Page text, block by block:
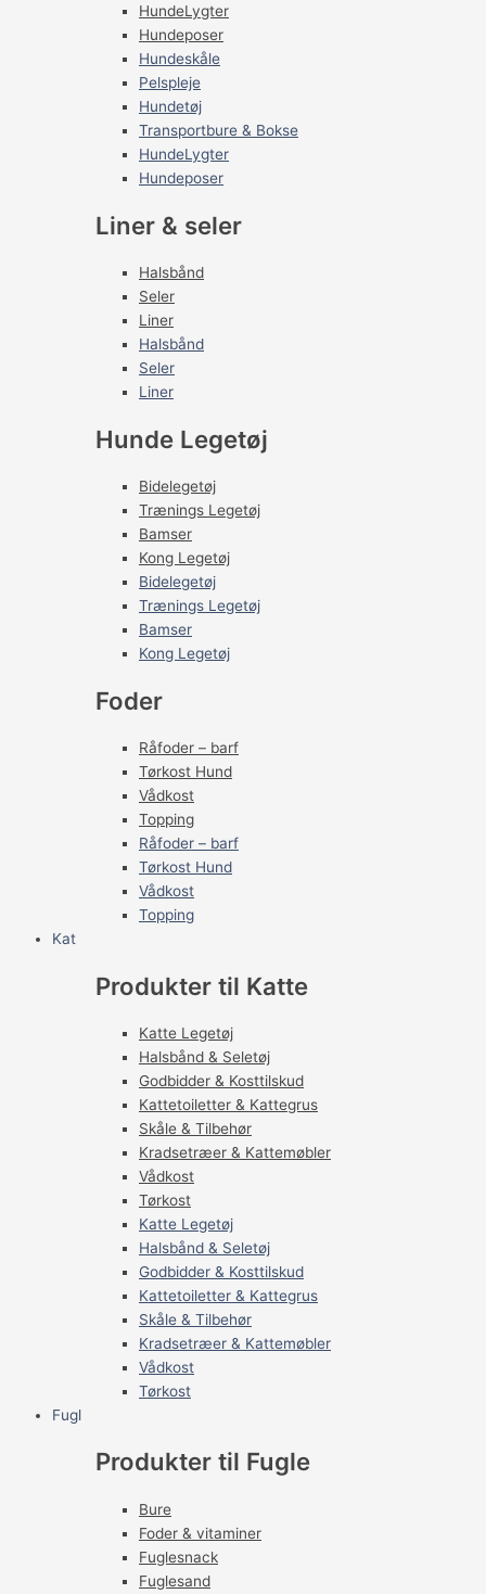
HundeLygter
Hundeposer
Hundeskåle
Pelspleje
Hundetøj
Transportbure & Bokse
HundeLygter
Hundeposer
Liner & seler
Halsbånd
Seler
Liner
Halsbånd
Seler
Liner
Hunde Legetøj
Bidelegetøj
Trænings Legetøj
Bamser
Kong Legetøj
Bidelegetøj
Trænings Legetøj
Bamser
Kong Legetøj
Foder
Råfoder – barf
Tørkost Hund
Vådkost
Topping
Råfoder – barf
Tørkost Hund
Vådkost
Topping
Kat
Produkter til Katte
Katte Legetøj
Halsbånd & Seletøj
Godbidder & Kosttilskud
Kattetoiletter & Kattegrus
Skåle & Tilbehør
Kradsetræer & Kattemøbler
Vådkost
Tørkost
Katte Legetøj
Halsbånd & Seletøj
Godbidder & Kosttilskud
Kattetoiletter & Kattegrus
Skåle & Tilbehør
Kradsetræer & Kattemøbler
Vådkost
Tørkost
Fugl
Produkter til Fugle
Bure
Foder & vitaminer
Fuglesnack
Fuglesand